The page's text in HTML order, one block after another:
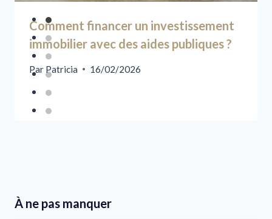
Comment financer un investissement
immobilier avec des aides publiques ?
Par Patricia 16/02/2026
À ne pas manquer